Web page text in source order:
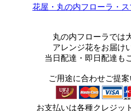
花屋・丸の内フローラ・
丸の内フローラでは
アレンジ花をお届け
当日配達・即日配達も
ご用途に合わせご提案
お支払いは各種クレジッ